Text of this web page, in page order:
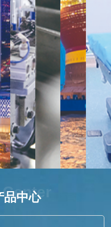
建
筑
楼
宇
电
子
洁
生
制
药
舶
品中心